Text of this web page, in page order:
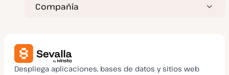
Compañía
Despliega aplicaciones, bases de datos y sitios web